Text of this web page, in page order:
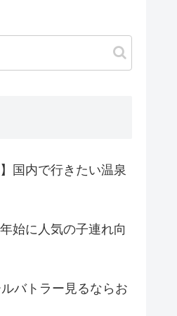
国内で行きたい温泉
始に人気の子連れ向
バトラー見るならお